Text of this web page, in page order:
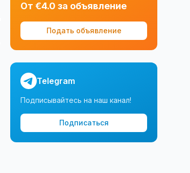
От €4.0 за объявление
Подать объявление
Telegram
Подписывайтесь на наш канал!
Подписаться